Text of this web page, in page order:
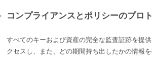
コンプライアンスとポリシーのプロ
すべてのキーおよび資産の完全な監査証跡を提
クセスし、また、どの期間持ち出したかの情報を